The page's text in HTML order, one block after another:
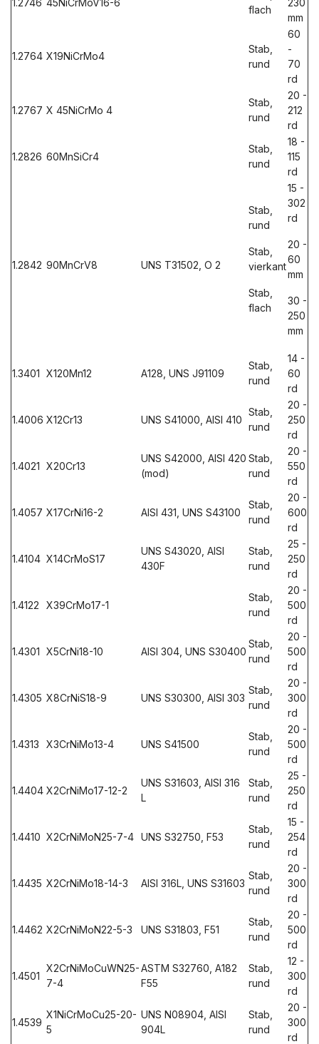
1.2746 45NiCrMoV16-6
flach
230
mm
1.2764 X19NiCrMo4
Stab,
rund
60
-
70
rd
1.2767 X 45NiCrMo 4
Stab,
rund
20 -
212
rd
1.2826 60MnSiCr4
Stab,
rund
18 -
115
rd
1.2842 90MnCrV8 UNS T31502, O 2
Stab,
rund
Stab,
vierkant
Stab,
flach
15 -
302
rd
20 -
60
mm
30 -
250
mm
1.3401 X120Mn12 A128, UNS J91109
Stab,
rund
14 -
60
rd
1.4006 X12Cr13 UNS S41000, AISI 410
Stab,
rund
20 -
250
rd
1.4021 X20Cr13
UNS S42000, AISI 420
(mod)
Stab,
rund
20 -
550
rd
1.4057 X17CrNi16-2 AISI 431, UNS S43100
Stab,
rund
20 -
600
rd
1.4104 X14CrMoS17
UNS S43020, AISI
430F
Stab,
rund
25 -
250
rd
1.4122 X39CrMo17-1
Stab,
rund
20 -
500
rd
1.4301 X5CrNi18-10 AISI 304, UNS S30400
Stab,
rund
20 -
500
rd
1.4305 X8CrNiS18-9 UNS S30300, AISI 303
Stab,
rund
20 -
300
rd
1.4313 X3CrNiMo13-4 UNS S41500
Stab,
rund
20 -
500
rd
1.4404 X2CrNiMo17-12-2
UNS S31603, AISI 316
L
Stab,
rund
25 -
250
rd
1.4410 X2CrNiMoN25-7-4 UNS S32750, F53
Stab,
rund
15 -
254
rd
1.4435 X2CrNiMo18-14-3 AISI 316L, UNS S31603
Stab,
rund
20 -
300
rd
1.4462 X2CrNiMoN22-5-3 UNS S31803, F51
Stab,
rund
20 -
500
rd
1.4501
X2CrNiMoCuWN25-
7-4
ASTM S32760, A182
F55
Stab,
rund
12 -
300
rd
1.4539
X1NiCrMoCu25-20-
5
UNS N08904, AISI
904L
Stab,
rund
20 -
300
rd